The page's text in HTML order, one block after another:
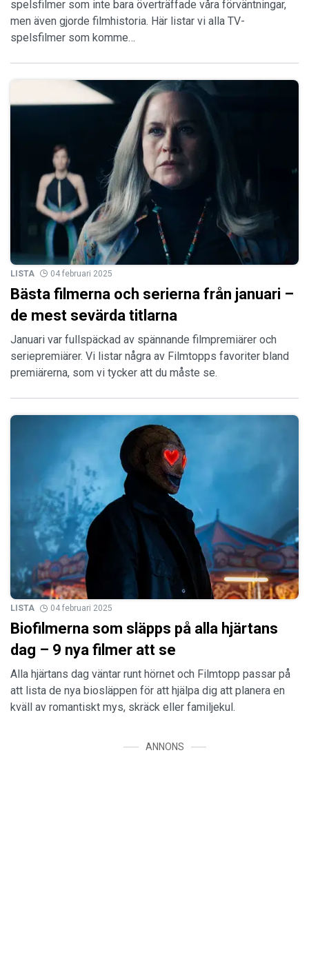
spelsfilmer som inte bara överträffade våra förväntningar,
men även gjorde filmhistoria. Här listar vi alla TV-
spelsfilmer som komme…
LISTA 04 februari 2025
Bästa filmerna och serierna från januari –
de mest sevärda titlarna
Januari var fullspäckad av spännande filmpremiärer och
seriepremiärer. Vi listar några av Filmtopps favoriter bland
premiärerna, som vi tycker att du måste se.
LISTA 04 februari 2025
Biofilmerna som släpps på alla hjärtans
dag – 9 nya filmer att se
Alla hjärtans dag väntar runt hörnet och Filmtopp passar på
att lista de nya biosläppen för att hjälpa dig att planera en
kväll av romantiskt mys, skräck eller familjekul.
ANNONS